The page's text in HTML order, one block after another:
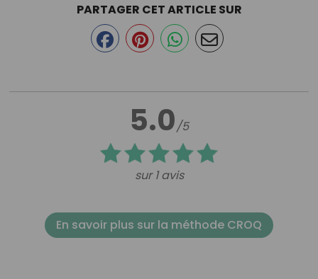
5.0/5
sur 1 avis
PARTAGER CET ARTICLE SUR
En savoir plus sur la méthode CROQ